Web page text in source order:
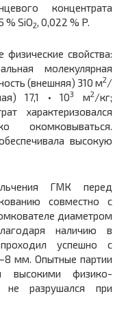
концентрата
% SiO2, 0,022 % P.
свойства:
молекулярная
(внешняя) 310 м2/
17,1 • 103 м2/кг;
характеризовался
окомковываться.
высокую
ГМК перед
совместно с
диаметром
наличию в
успешно с
мм. Опытные партии
высокими физико-
не разрушался при